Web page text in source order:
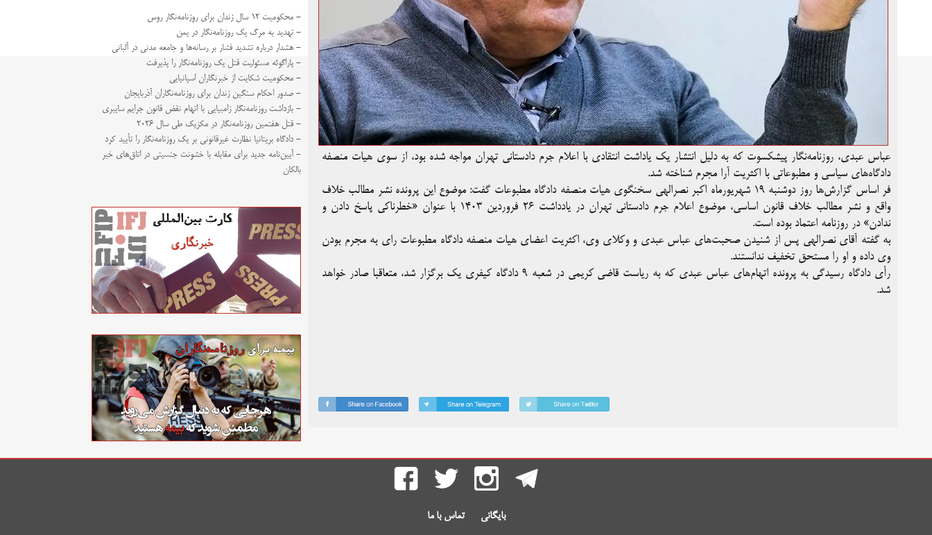
عباس عبدی، روزنامه‌نگار پیشکسوت که به دلیل انتشار یک یاداشت انتقادی با اعلام جرم دادستانی تهران مواجه شده بود، از سوی هیات منصفه
دادگاه‌های سیاسی و مطبوعاتی با اکثریت آرا مجرم شناخته شد.
فر اساس گزارش‌ها روز دوشنبه ۱۹ شهریورماه اکبر نصرالهی سخنگوی هیات منصفه دادگاه مطبوعات گفت: موضوع این پرونده نشر مطالب خلاف
واقع و نشر مطالب خلاف قانون اساسی، موضوع اعلام جرم دادستانی تهران در یادداشت ۲۶ فروردین ۱۴۰۳ با عنوان «خطرناکی پاسخ دادن و
ندادن» در روزنامه اعتماد بوده است.
به گفته آقای نصرالهی پس از شنیدن صحبت‌های عباس عبدی و وکلای وی، اکثریت اعضای هیات منصفه دادگاه مطبوعات رای به مجرم بودن
وی داده و او را مستحق تخفیف ندانستند.
رأی دادگاه رسیدگی به پرونده اتهام‌های عباس عبدی که به ریاست قاضی کریمی در شعبه ۹ دادگاه کیفری یک برگزار شد، متعاقبا صادر خواهد
شد.
- محکومیت ۱۲ سال زندان برای روزنامه‌نگار روس
- تهدید به مرگ یک روزنامه‌نگار در یمن
- هشدار درباره تشدید فشار بر رسانه‌ها و جامعه مدنی در آلبانی
- پاراگوئه مسئولیت قتل یک روزنامه‌نگار را پذیرفت
- محکومیت شکایت از خبرنگاران اسپانیایی
- صدور احکام سنگین زندان برای روزنامه‌نگاران آذربایجان
- بازداشت روزنامه‌نگار زامبیایی با اتهام نقض قانون جرایم سایبری
- قتل هفتمین روزنامه‌نگار در مکزیک طی سال ۲۰۲۶
- دادگاه بریتانیا نظارت غیرقانونی بر یک روزنامه‌نگار را تأیید کرد
- آیین‌نامه جدید برای مقابله با خشونت جنسیتی در اتاق‌های خبر
بالکان
بایگانی تماس با ما